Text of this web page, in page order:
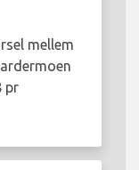
mellem
pr